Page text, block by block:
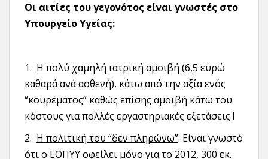
Οι αιτίες του γεγονότος είναι γνωστές στο
Υπουργείο Υγείας:
1. Η πολύ χαμηλή ιατρική αμοιβή (6,5 ευρώ
καθαρά ανά ασθενή), κάτω από την αξία ενός
“κουρέματος” καθώς επίσης αμοιβή κάτω του
κόστους για πολλές εργαστηριακές εξετάσεις !
2. Η πολιτική του “δεν πληρώνω”. Είναι γνωστό
ότι ο ΕΟΠΥΥ οφείλει μόνο για το 2012, 300 εκ.